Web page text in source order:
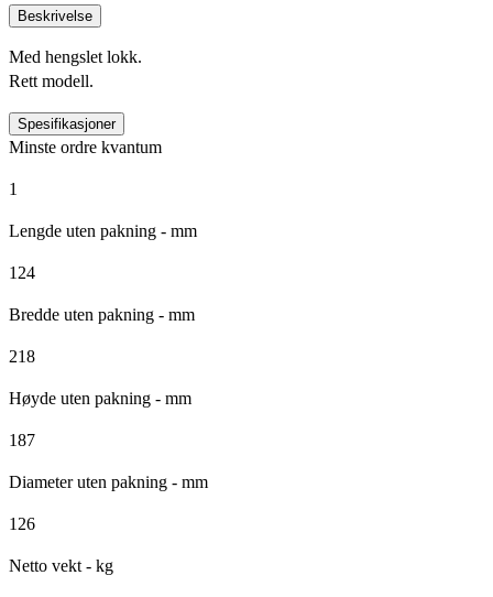
Beskrivelse
Med hengslet lokk.
Rett modell.
Spesifikasjoner
Minste ordre kvantum
1
Lengde uten pakning - mm
124
Bredde uten pakning - mm
218
Høyde uten pakning - mm
187
Diameter uten pakning - mm
126
Netto vekt - kg